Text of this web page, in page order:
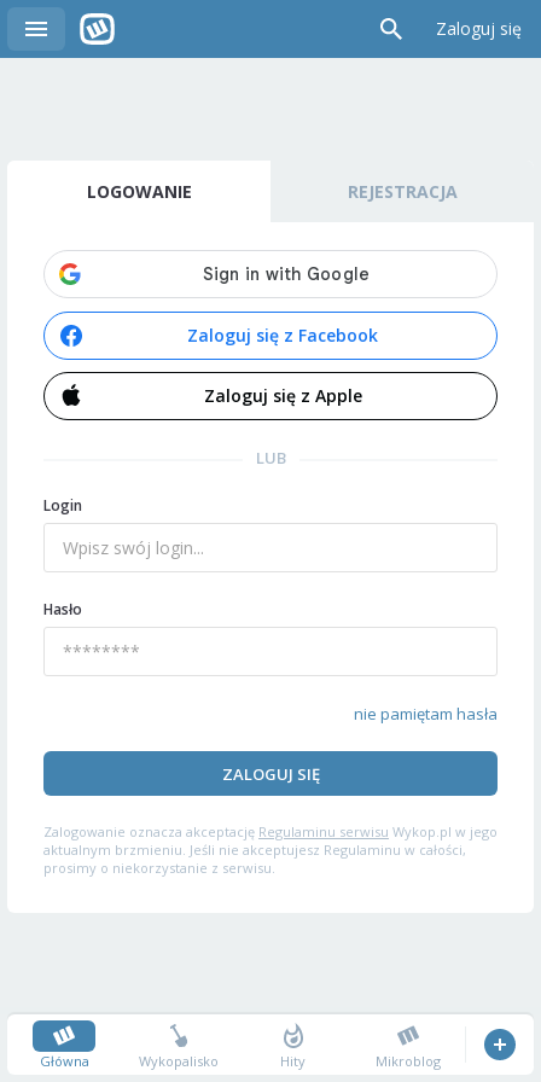
Zaloguj się
LOGOWANIE REJESTRACJA
Zaloguj się z Facebook
Zaloguj się z Apple
LUB
Login
Hasło
nie pamiętam hasła
ZALOGUJ SIĘ
Zalogowanie oznacza akceptację Regulaminu serwisu Wykop.pl w jego
aktualnym brzmieniu. Jeśli nie akceptujesz Regulaminu w całości,
prosimy o niekorzystanie z serwisu.
Główna Wykopalisko Hity Mikroblog